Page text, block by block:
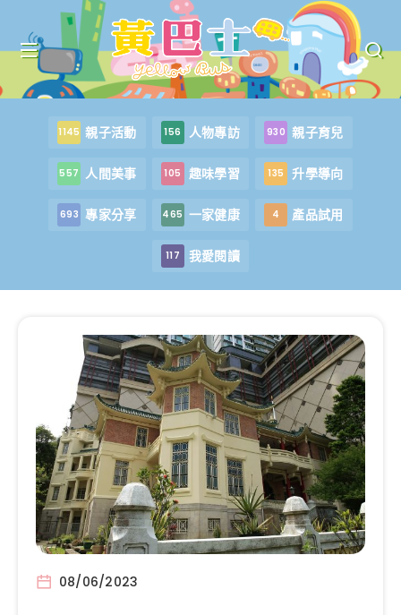
1145 親子活動 156 人物專訪 930 親子育兒
557 人間美事 105 趣味學習 135 升學導向
693 專家分享 465 一家健康 4 產品試用
117 我愛閱讀
08/06/2023